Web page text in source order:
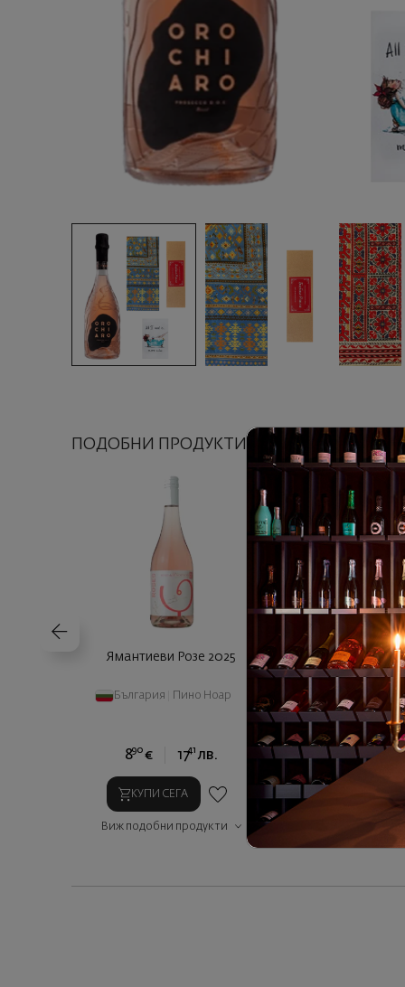
ПОДОБНИ ПРОДУКТИ
Ямантиеви Розе 2025
България Пино Ноар
890 € 1741 лв.
КУПИ СЕГА
Виж подобни продукти
ONCE Мискет
2025
България
15 90 € 31
Виж подобни